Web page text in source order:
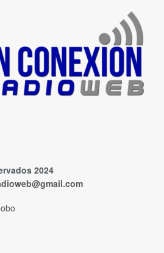
2024